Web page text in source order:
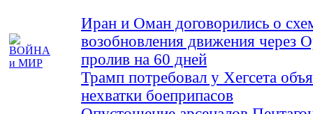
Иран и Оман договорились о
возобновления движения через
пролив на 60 дней
Трамп потребовал у Хегсета
нехватки боеприпасов